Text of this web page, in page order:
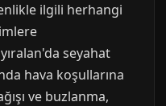
ilgili herhangi
seyahat
hava koşullarına
ve buzlanma,